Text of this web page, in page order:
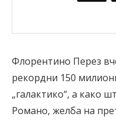
Флорентино Перез
рекордни 150
„галактико“, а како
Романо, желба на